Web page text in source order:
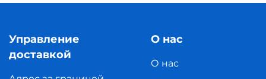
Управление
доставкой
О нас
О нас